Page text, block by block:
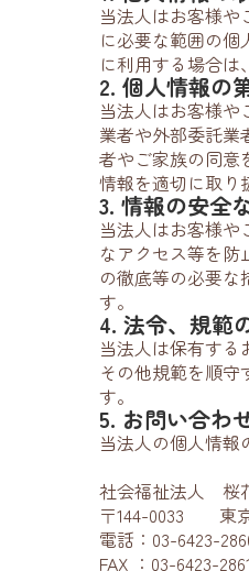
当法人はお客様
に必要な範囲の
に利用する場合
2. 個人情報の
当法人はお客様
業者や外部委託業
者やご家族の同意
情報を適切に取り
3. 情報の安全
当法人はお客様
なアクセス等を
の徹底等の必要
す。
4. 法令、規範
当法人は保有す
その他規範を順
す。
5. お問い合わ
当法人の個人情
社会福祉法人 桜
〒144-0033 東京
電話：03-6423-
FAX ：03-6423-